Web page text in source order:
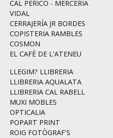
CAL PERICO - MERCERIA
VIDAL
CERRAJERÍA JR BORDES
COPISTERIA RAMBLES
COSMON
EL CAFÈ DE L'ATENEU
LLEGIM? LLIBRERIA
LLIBRERIA AQUALATA
LLIBRERIA CAL RABELL
MUXI MOBLES
OPTICALIA
POPART PRINT
ROIG FOTÒGRAF'S